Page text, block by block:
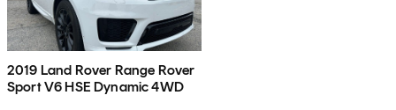
2019 Land Rover Range Rover
Sport V6 HSE Dynamic 4WD